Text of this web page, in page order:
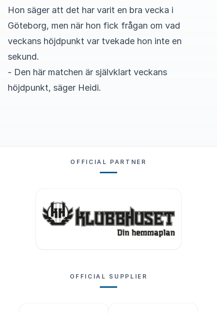
Hon säger att det har varit en bra vecka i
Göteborg, men när hon fick frågan om vad
veckans höjdpunkt var tvekade hon inte en
sekund.
- Den här matchen är självklart veckans
höjdpunkt, säger Heidi.
OFFICIAL PARTNER
OFFICIAL SUPPLIER